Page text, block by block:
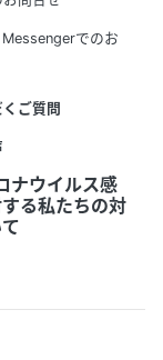
でのお
ご質問
ナウイルス感
る私たちの対